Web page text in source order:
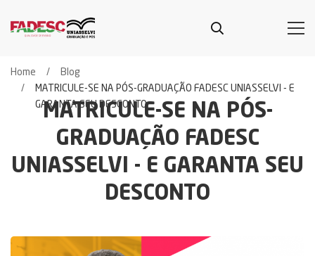
MATRICULE-SE NA PÓS-
GRADUAÇÃO FADESC
UNIASSELVI - E GARANTA SEU
DESCONTO
Home
Blog
MATRICULE-SE NA PÓS-GRADUAÇÃO FADESC UNIASSELVI - E
GARANTA SEU DESCONTO